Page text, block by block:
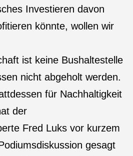
Investieren davon
könnte, wollen wir
ist keine Bushaltestelle
nicht abgeholt werden.
für Nachhaltigkeit
der
Fred Luks vor kurzem
gesagt